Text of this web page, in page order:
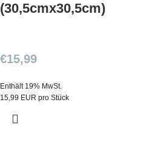
(30,5cmx30,5cm)
€15,99
Enthält 19% MwSt.
15,99 EUR pro Stück